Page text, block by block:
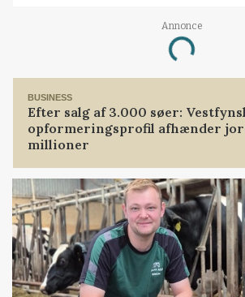
Annonce
Loading...
BUSINESS
Efter salg af 3.000 søer:
opformeringsprofil afhænder
millioner